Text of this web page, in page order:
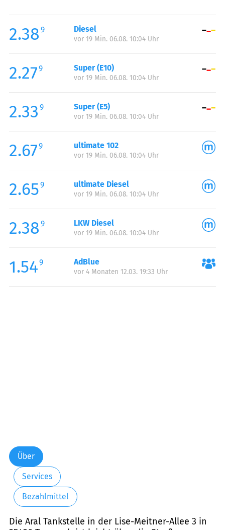
Mittwoch:
00:00-24:00
Donnerstag:
Samstag:
00:00-24:00
Sonntag:
2.38 9 Diesel
vor 19 Min. 06.08. 10:04 Uhr
2.279 Super (E10)
vor 19 Min. 06.08. 10:04 Uhr
2.33 9 Super (E5)
vor 19 Min. 06.08. 10:04 Uhr
2.679 ultimate 102
vor 19 Min. 06.08. 10:04 Uhr
2.659 ultimate Diesel
vor 19 Min. 06.08. 10:04 Uhr
2.38 9 LKW Diesel
vor 19 Min. 06.08. 10:04 Uhr
1.549 AdBlue
vor 4 Monaten 12.03. 19:33 Uhr
Über
Services
Bezahlmittel
Die Aral Tankstelle in der Lise-Meitner-Allee 3 in